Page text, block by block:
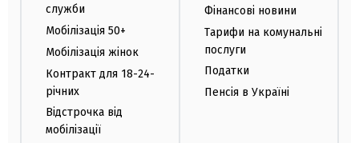
служби
Мобілізація 50+
Мобілізація жінок
Контракт для 18-24-
річних
Відстрочка від
мобілізації
Фінансові новини
Тарифи на комунальні
послуги
Податки
Пенсія в Україні